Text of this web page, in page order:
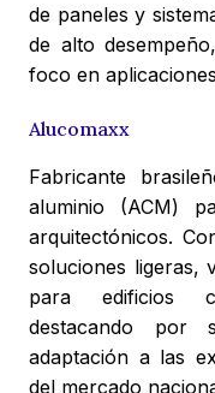
de paneles y
de alto
foco en
Alucomaxx
Fabricante
aluminio (ACM)
arquitectónicos.
soluciones ligeras,
para edificios
destacando por
adaptación a las
del mercado